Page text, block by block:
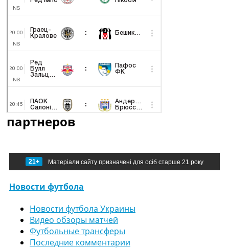
партнеров
21+ Матеріали сайту призначені для осіб старше 21 року
Новости футбола
Новости футбола Украины
Видео обзоры матчей
Футбольные трансферы
Последние комментарии